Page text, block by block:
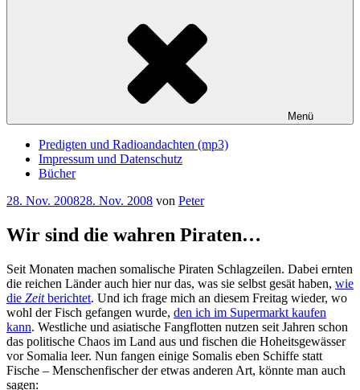
Menü
Predigten und Radioandachten (mp3)
Impressum und Datenschutz
Bücher
Veröffentlicht
28. Nov. 200828. Nov. 2008 von Peter
Wir sind die wahren Piraten…
Seit Monaten machen somalische Piraten Schlagzeilen. Dabei ernten
die reichen Länder auch hier nur das, was sie selbst gesät haben, wie
die Zeitberichtet. Und ich frage mich an diesem Freitag wieder, wo
wohl der Fisch gefangen wurde, den ich im Supermarkt kaufen
kann. Westliche und asiatische Fangflotten nutzen seit Jahren schon
das politische Chaos im Land aus und fischen die Hoheitsgewässer
vor Somalia leer. Nun fangen einige Somalis eben Schiffe statt
Fische – Menschenfischer der etwas anderen Art, könnte man auch
sagen: